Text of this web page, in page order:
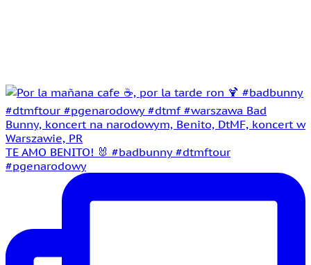
TE AMO BENITO! 🐰 #badbunny #dtmftour
#pgenarodowy